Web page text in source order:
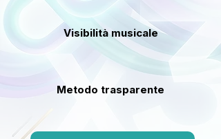
Visibilità musicale
Metodo trasparente